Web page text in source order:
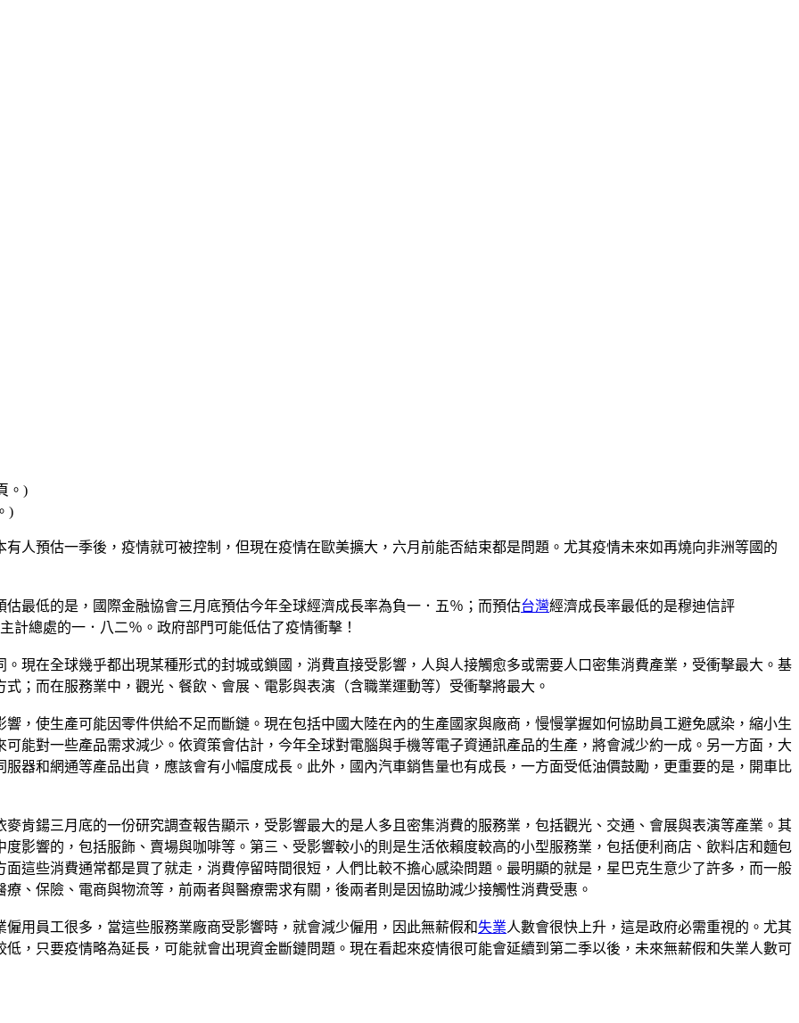
)
人預估一季後，疫情就可被控制，但現在疫情在歐美擴大，六月前能否結束都是問題。尤其疫情未來如再燒向非洲等國的
估最低的是，國際金融協會三月底預估今年全球經濟成長率為負一．五％；而預估台灣經濟成長率最低的是穆迪信評
計總處的一．八二％。政府部門可能低估了疫情衝擊！
現在全球幾乎都出現某種形式的封城或鎖國，消費直接受影響，人與人接觸愈多或需要人口密集消費產業，受衝擊最大。基
；而在服務業中，觀光、餐飲、會展、電影與表演（含職業運動等）受衝擊將最大。
，使生產可能因零件供給不足而斷鏈。現在包括中國大陸在內的生產國家與廠商，慢慢掌握如何協助員工避免感染，縮小生
能對一些產品需求減少。依資策會估計，今年全球對電腦與手機等電子資通訊產品的生產，將會減少約一成。另一方面，大
器和網通等產品出貨，應該會有小幅度成長。此外，國內汽車銷售量也有成長，一方面受低油價鼓勵，更重要的是，開車比
肯鍚三月底的一份研究調查報告顯示，受影響最大的是人多且密集消費的服務業，包括觀光、交通、會展與表演等產業。其
影響的，包括服飾、賣場與咖啡等。第三、受影響較小的則是生活依賴度較高的小型服務業，包括便利商店、飲料店和麵包
這些消費通常都是買了就走，消費停留時間很短，人們比較不擔心感染問題。最明顯的就是，星巴克生意少了許多，而一般
、保險、電商與物流等，前兩者與醫療需求有關，後兩者則是因協助減少接觸性消費受惠。
用員工很多，當這些服務業廠商受影響時，就會減少僱用，因此無薪假和失業人數會很快上升，這是政府必需重視的。尤其
，只要疫情略為延長，可能就會出現資金斷鏈問題。現在看起來疫情很可能會延續到第二季以後，未來無薪假和失業人數可